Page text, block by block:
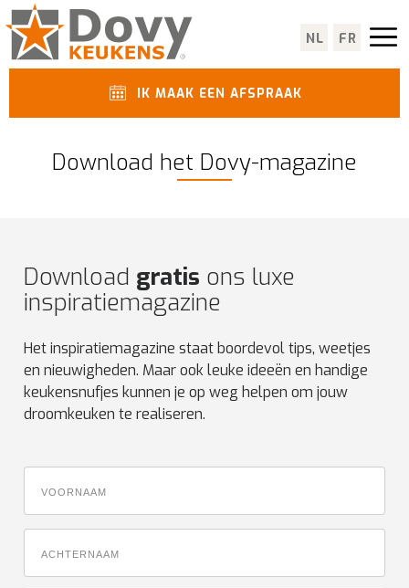
NL FR
IK MAAK EEN AFSPRAAK
Download het Dovy-magazine
Download gratis ons luxe
inspiratiemagazine
Het inspiratiemagazine staat boordevol tips, weetjes
en nieuwigheden. Maar ook leuke ideeën en handige
keukensnufjes kunnen je op weg helpen om jouw
droomkeuken te realiseren.